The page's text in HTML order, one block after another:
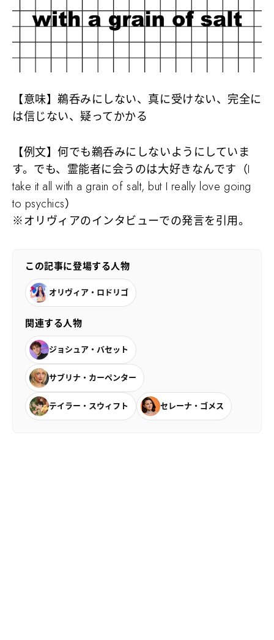
【意味】鵜呑みにしない、真に受けない、完全に
は信じない、疑ってかかる
【例文】何でも鵜呑みにしないようにしていま
す。でも、霊能者に会うのは大好きなんです（I
take it all with a grain of salt, but I really love going
to psychics）
※オリヴィアのインタビューでの発言を引用。
この記事に登場する人物
オリヴィア・ロドリゴ
関連する人物
ジョシュア・バセット
サブリナ・カーペンター
テイラー・スウィフト セレーナ・ゴメス